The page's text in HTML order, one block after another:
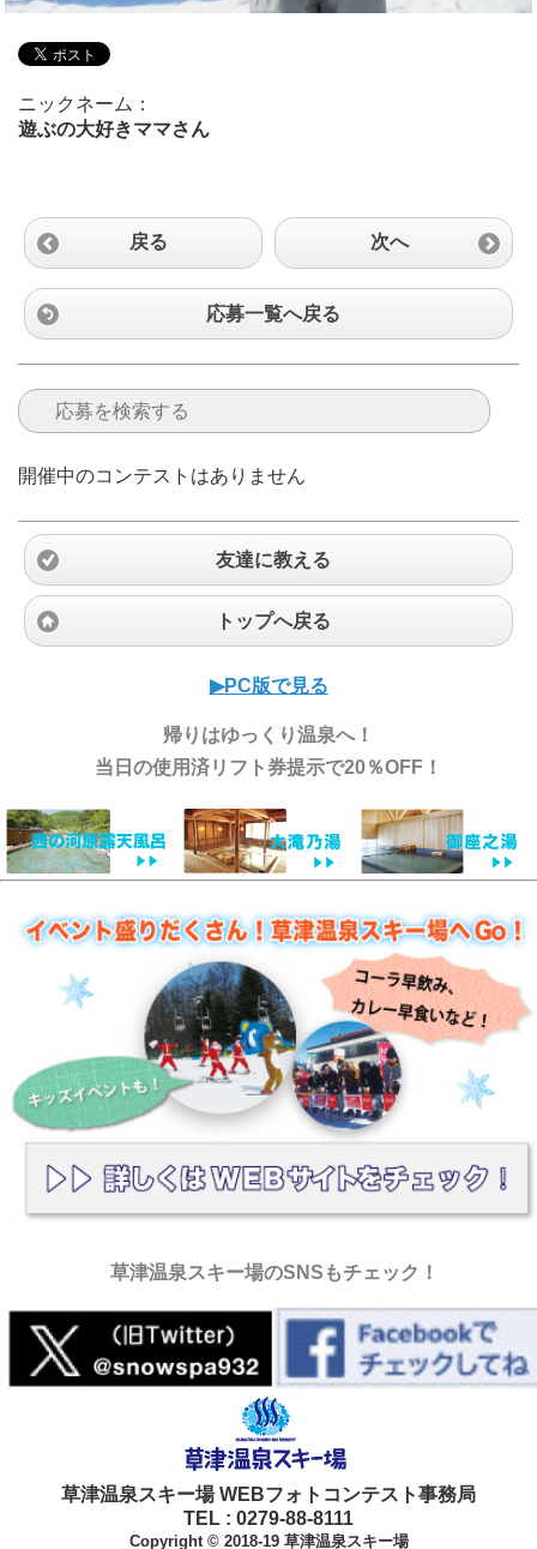
ニックネーム：
遊ぶの大好きママさん
戻る 次へ
応募一覧へ戻る
開催中のコンテストはありません
友達に教える
トップへ戻る
▶︎PC版で見る
帰りはゆっくり温泉へ！
当日の使用済リフト券提示で20％OFF！
草津温泉スキー場のSNSもチェック！
草津温泉スキー場 WEBフォトコンテスト事務局
TEL : 0279-88-8111
Copyright © 2018-19 草津温泉スキー場